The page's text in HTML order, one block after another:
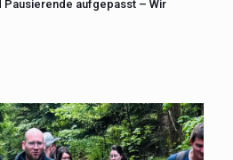
aufgepasst – Wir